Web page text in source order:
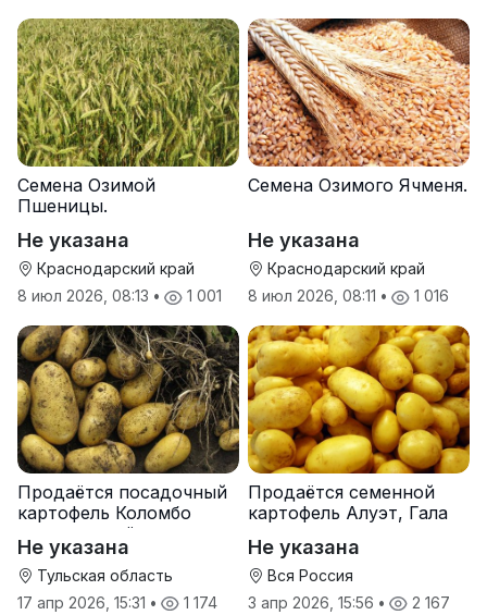
Семена Озимой
Пшеницы.
Не указана
Краснодарский край
8 июл 2026, 08:13 • 1 001
Семена Озимого Ячменя.
Не указана
Краснодарский край
8 июл 2026, 08:11 • 1 016
Продаётся посадочный
картофель Коломбо
оптом от трёх тонн
Не указана
Тульская область
17 апр 2026, 15:31 • 1 174
Продаётся семенной
картофель Алуэт, Гала
Не указана
Вся Россия
3 апр 2026, 15:56 • 2 167